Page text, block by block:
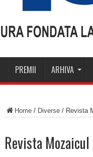
PREMII ARHIVA
Home / Diverse / Revista
Revista